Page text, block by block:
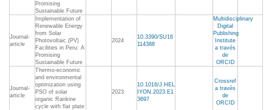
Promising
Sustainable Future
Journal-
article
Implementation of
Renewable Energy
from Solar
Photovoltaic (PV)
Facilities in Peru: A
Promising
Sustainable Future
2024
10.3390/SU16
114388
Multidisciplinary
Digital
Publishing
Institute
a través
de
ORCID
Journal-
article
Thermo-economic
and environmental
optimization using
PSO of solar
organic Rankine
cycle with flat plate
2023
10.1016/J.HEL
IYON.2023.E1
3697
Crossref
a través
de
ORCID